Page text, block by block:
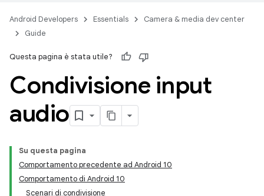
Android Developers Essentials
Camera & media dev center
Guide
Questa pagina è stata utile?
Condivisione input
audio
Su questa pagina
Comportamento precedente ad Android 10
Comportamento di Android 10
Scenari di condivisione